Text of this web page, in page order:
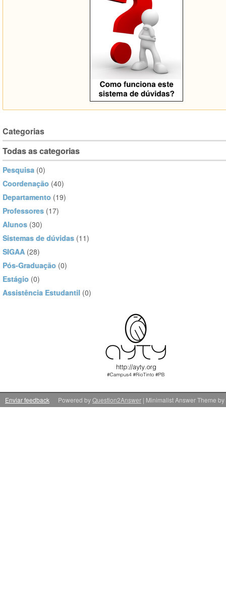
Categorias
Todas as categorias
Pesquisa (0)
Coordenação (40)
Departamento (19)
Professores (17)
Alunos (30)
Sistemas de dúvidas (11)
SIGAA (28)
Pós-Graduação (0)
Estágio (0)
Assistência Estudantil (0)
Enviar feedback | Minimalist Answer Theme by
Powered byQuestion2Answer